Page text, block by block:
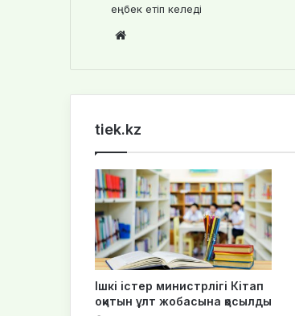
еңбек етіп келеді
tiek.kz
Ішкі істер министрлігі Кітап
оқитын ұлт жобасына қосылды